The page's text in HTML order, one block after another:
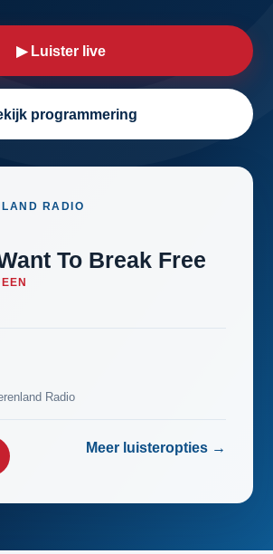
▶ Luister live
programmering
RADIO
To Break Free
Radio
Meer luisteropties →